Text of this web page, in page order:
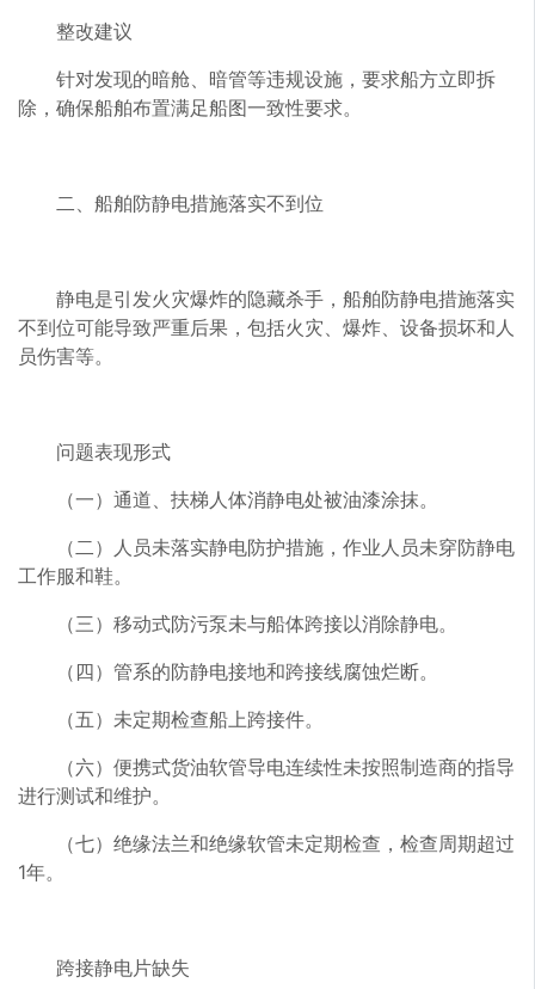
整改建议
针对发现的暗舱、暗管等违规设施，要求船方立即拆
除，确保船舶布置满足船图一致性要求。
二、船舶防静电措施落实不到位
静电是引发火灾爆炸的隐藏杀手，船舶防静电措施落实
不到位可能导致严重后果，包括火灾、爆炸、设备损坏和人
员伤害等。‌
问题表现形式
（一）通道、扶梯人体消静电处被油漆涂抹。
（二）人员未落实静电防护措施，作业人员未穿防静电
工作服和鞋。
（三）移动式防污泵未与船体跨接以消除静电。
（四）管系的防静电接地和跨接线腐蚀烂断。
（五）未定期检查船上跨接件。
（六）便携式货油软管导电连续性未按照制造商的指导
进行测试和维护。
（七）绝缘法兰和绝缘软管未定期检查，检查周期超过
1年。
跨接静电片缺失